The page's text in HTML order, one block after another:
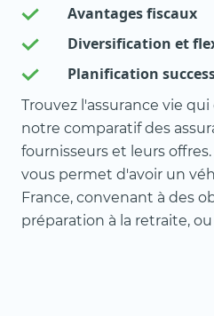
Avantages fiscaux
Diversification et
Planification
Trouvez l'assurance vie
notre comparatif des
fournisseurs et leurs
vous permet d'avoir un
France, convenant à des
préparation à la retraite,